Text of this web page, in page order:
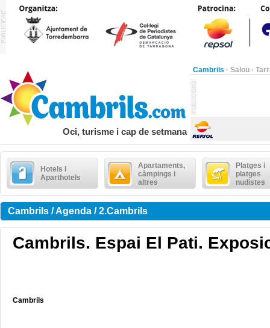
Cambrils · Salou ·
Oci, turisme i cap de setmana
Hotels i
Aparthotels
Apartaments,
càmpings i
altres
Platges i
platges
nudistes
Cambrils / Agenda / 2.Cambrils
Cambrils. Espai El Pati.
Cambrils